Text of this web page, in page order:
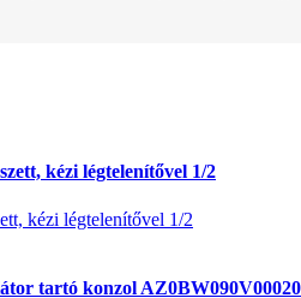
kézi légtelenítővel 1/2
kézi légtelenítővel 1/2
tartó konzol